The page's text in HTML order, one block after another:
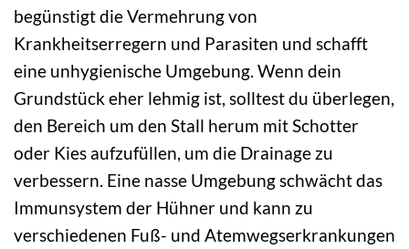
begünstigt die Vermehrung von
Krankheitserregern und Parasiten und schafft
eine unhygienische Umgebung. Wenn dein
Grundstück eher lehmig ist, solltest du überlegen,
den Bereich um den Stall herum mit Schotter
oder Kies aufzufüllen, um die Drainage zu
verbessern. Eine nasse Umgebung schwächt das
Immunsystem der Hühner und kann zu
verschiedenen Fuß- und Atemwegserkrankungen